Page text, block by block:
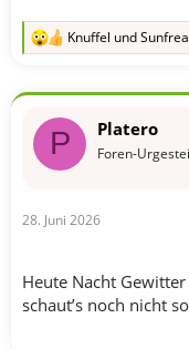
R
k
o
:
Knuffel und
P Platero
Foren-
28. Juni 2026
Heute Nacht
schaut’s noch nicht